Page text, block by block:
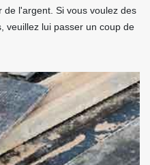
l'argent. Si vous voulez des
veuillez lui passer un coup de